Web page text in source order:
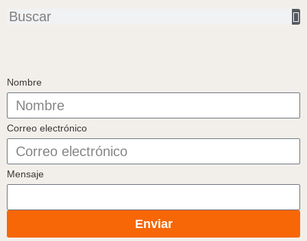
Buscar
Nombre
Correo electrónico
Mensaje
Enviar